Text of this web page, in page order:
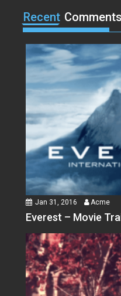
Recent Comments
Jan 31, 2016 Acme
Everest – Movie